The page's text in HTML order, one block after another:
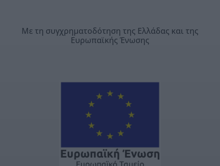
Με τη συγχρηματοδότηση της Ελλάδας και της
Ευρωπαϊκής Ένωσης